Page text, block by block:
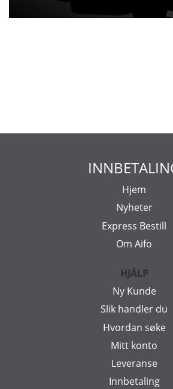
Hjem
Nyheter
Express Bestill
Om Aifo
HJÄLP
Ny Kunde
Slik handler du
Hvordan søke
Mitt konto
Leveranse
Innbetaling